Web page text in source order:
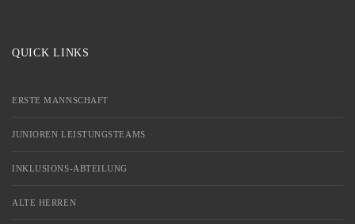
QUICK LINKS
ERSTE MANNSCHAFT
JUNIOREN LEISTUNGSTEAMS
INKLUSIONS-ABTEILUNG
ALTE HERREN